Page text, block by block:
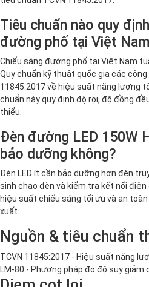
Tiêu chuẩn nào quy
đường phố tại Việt
Chiếu sáng đường phố tại Việt Nam
Quy chuẩn kỹ thuật quốc gia các
11845:2017 về hiệu suất năng lượng
chuẩn này quy định độ rọi, độ đồng
thiểu.
Đèn đường LED 150W
bảo dưỡng không?
Đèn LED ít cần bảo dưỡng hơn đèn
sinh chao đèn và kiểm tra kết nối
hiệu suất chiếu sáng tối ưu và an
xuất.
Nguồn & tiêu chuẩn
TCVN 11845:2017 - Hiệu suất năng
LM-80 - Phương pháp đo độ suy giảm